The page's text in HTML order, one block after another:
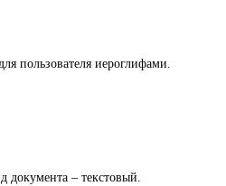
пользователя иероглифами.
документа – текстовый.